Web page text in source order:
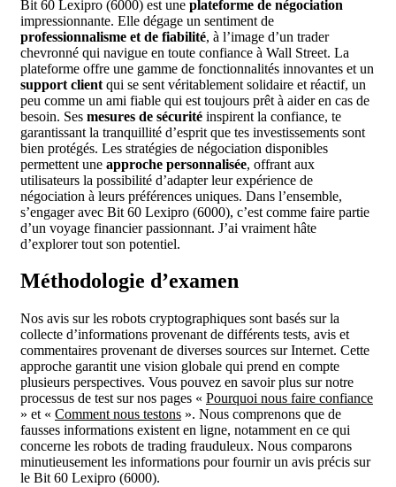
Bit 60 Lexipro (6000) est une plateforme de négociation
impressionnante. Elle dégage un sentiment de
professionnalisme et de fiabilité, à l’image d’un trader
chevronné qui navigue en toute confiance à Wall Street. La
plateforme offre une gamme de fonctionnalités innovantes et un
support client qui se sent véritablement solidaire et réactif, un
peu comme un ami fiable qui est toujours prêt à aider en cas de
besoin. Ses mesures de sécurité inspirent la confiance, te
garantissant la tranquillité d’esprit que tes investissements sont
bien protégés. Les stratégies de négociation disponibles
permettent une approche personnalisée, offrant aux
utilisateurs la possibilité d’adapter leur expérience de
négociation à leurs préférences uniques. Dans l’ensemble,
s’engager avec Bit 60 Lexipro (6000), c’est comme faire partie
d’un voyage financier passionnant. J’ai vraiment hâte
d’explorer tout son potentiel.
Méthodologie d’examen
Nos avis sur les robots cryptographiques sont basés sur la
collecte d’informations provenant de différents tests, avis et
commentaires provenant de diverses sources sur Internet. Cette
approche garantit une vision globale qui prend en compte
plusieurs perspectives. Vous pouvez en savoir plus sur notre
processus de test sur nos pages « Pourquoi nous faire confiance
» et « Comment nous testons ». Nous comprenons que de
fausses informations existent en ligne, notamment en ce qui
concerne les robots de trading frauduleux. Nous comparons
minutieusement les informations pour fournir un avis précis sur
le Bit 60 Lexipro (6000).